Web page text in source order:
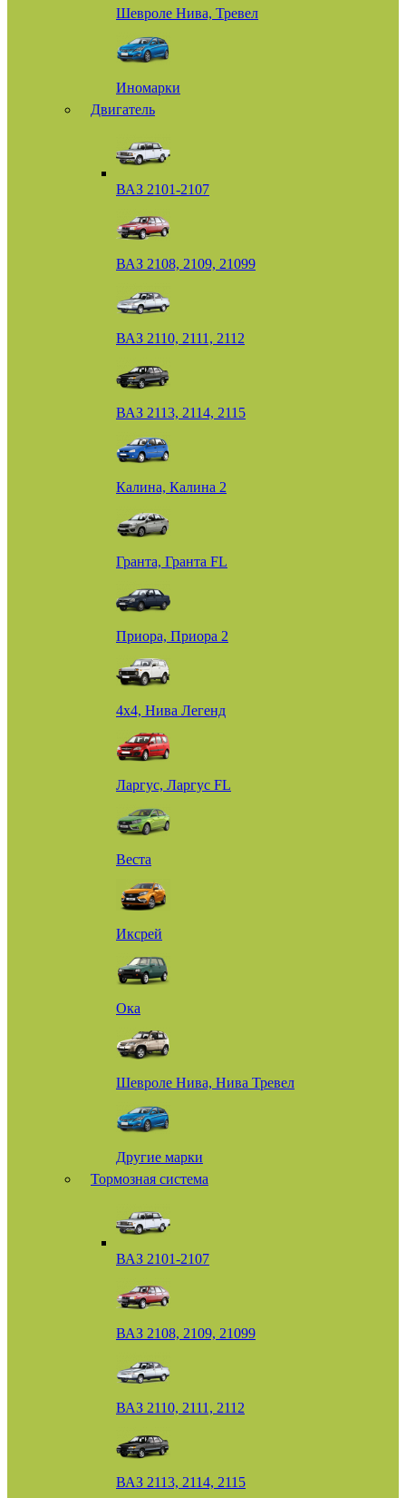
Шевроле Нива, Тревел
Иномарки
Двигатель
ВАЗ 2101-2107
ВАЗ 2108, 2109, 21099
ВАЗ 2110, 2111, 2112
ВАЗ 2113, 2114, 2115
Калина, Калина 2
Гранта, Гранта FL
Приора, Приора 2
4х4, Нива Легенд
Ларгус, Ларгус FL
Веста
Иксрей
Ока
Шевроле Нива, Нива Тревел
Другие марки
Тормозная система
ВАЗ 2101-2107
ВАЗ 2108, 2109, 21099
ВАЗ 2110, 2111, 2112
ВАЗ 2113, 2114, 2115